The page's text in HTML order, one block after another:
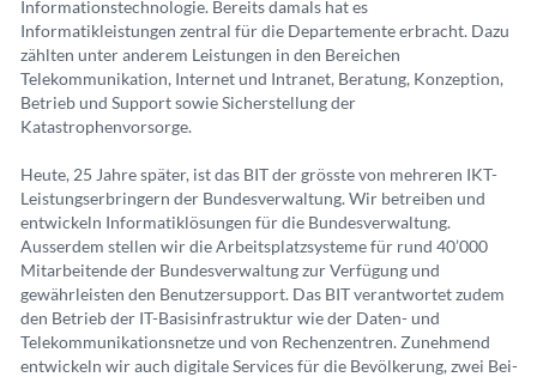
Informationstechnologie. Bereits damals hat es
Informatikleistungen zentral für die Departemente erbracht. Dazu
zählten unter anderem Leistungen in den Bereichen
Telekommunikation, Internet und Intranet, Beratung, Konzeption,
Betrieb und Support sowie Sicherstellung der
Katastrophenvorsorge.
Heute, 25 Jahre später, ist das BIT der grösste von mehreren IKT-
Leistungserbringern der Bundesverwaltung. Wir betreiben und
entwickeln Informatiklösungen für die Bundesverwaltung.
Ausserdem stellen wir die Arbeitsplatzsysteme für rund 40’000
Mitarbeitende der Bundesverwaltung zur Verfügung und
gewährleisten den Benutzersupport. Das BIT verantwortet zudem
den Betrieb der IT-Basisinfrastruktur wie der Daten- und
Telekommunikationsnetze und von Rechenzentren. Zunehmend
entwickeln wir auch digitale Services für die Bevölkerung, zwei Bei-